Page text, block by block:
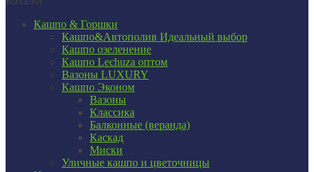
Кашпо & Горшки
Кашпо&Автополив Идеальный выбор
Кашпо озеленение
Кашпо Lechuza оптом
Вазоны LUXURY
Кашпо Эконом
Вазоны
Классика
Балконные (веранда)
Каскад
Миски
Уличные кашпо и цветочницы